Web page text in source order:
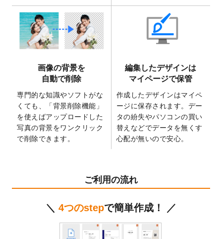
テンプレートを公開いたしました。
2025/6/9
「背景削除機能
」を実装しました。
2025/4/3
DMのデザインテンプレートを追加しまし
た。
を追加しました。
マスキングテープのデザインテンプレート
を追加しました。
2025/1/15
配置できるデータ形式が増えました。
（pdf、psd、eps、tifに対応）
2024/12/24
2025年版4月始まりのカレンダーデザイン
箔押し年賀状のデザインテンプレート
ステッカーのデザインテンプレート
しました。
2025年巳年の年賀状デザインテンプレート
画像の背景を
自動で削除
専門的な知識やソフトがな
くても、「背景削除機能」
を使えばアップロードした
写真の背景をワンクリック
で削除できます。
編集したデザインは
マイページで保管
作成したデザインはマイペ
ージに保存されます。デー
タの紛失やパソコンの買い
替えなどでデータを無くす
心配が無いので安心。
ご利用の流れ
＼ 4つのstepで簡単作成！ ／